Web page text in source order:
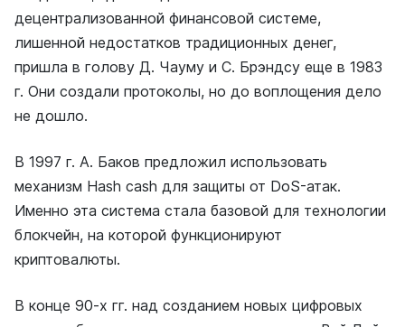
децентрализованной финансовой системе,
лишенной недостатков традиционных денег,
пришла в голову Д. Чауму и С. Брэндсу еще в 1983
г. Они создали протоколы, но до воплощения дело
не дошло.
В 1997 г. А. Баков предложил использовать
механизм Hash cash для защиты от DoS-атак.
Именно эта система стала базовой для технологии
блокчейн, на которой функционируют
криптовалюты.
В конце 90-х гг. над созданием новых цифровых